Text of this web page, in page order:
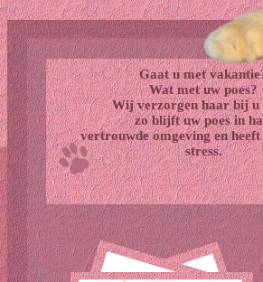
Gaat u met
Wat met uw poes?
Wij verzorgen haar bij u
zo blijft uw poes in
vertrouwde omgeving en heeft
stress.